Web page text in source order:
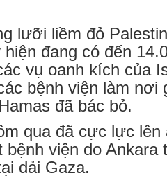
lưỡi liềm đỏ
hiện đang có đến
vụ oanh kích của
bệnh viện làm nơi
đã bác bỏ.
qua đã cực lực lên
bệnh viện do
dải Gaza.